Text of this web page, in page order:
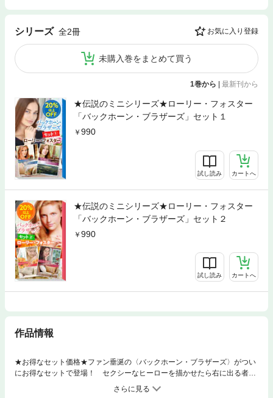
シリーズ 全2冊 お気に入り登録
未購入巻をまとめて買う
1巻から 最新刊から
★伝説のミニシリーズ★ローリー・フォスター
「バックホーン・ブラザーズ」セット１
990
試し読み カートへ
★伝説のミニシリーズ★ローリー・フォスター
「バックホーン・ブラザーズ」セット２
990
試し読み カートへ
作品情報
★お得なセット価格★ファン垂涎の〈バックホーン・ブラザーズ〉がつい
にお得なセットで登場！ セクシーなヒーローを描かせたら右に出る者は
いないローリー・フォスターが、4兄弟の情熱的な恋をお届けします。本
セットには、四男がヒーローの第3話、三男がヒーローの第4話を収録。●